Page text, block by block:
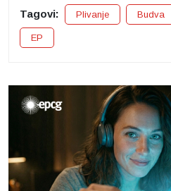
Tagovi: Plivanje Budva
EP